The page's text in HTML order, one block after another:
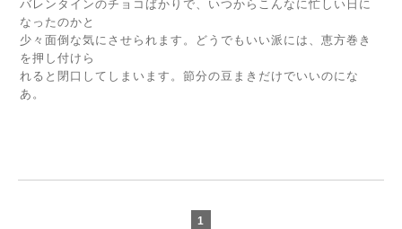
バレンタインのチョコばかりで、いつからこんなに忙しい日に
なったのかと
少々面倒な気にさせられます。どうでもいい派には、恵方巻き
を押し付けら
れると閉口してしまいます。節分の豆まきだけでいいのにな
あ。
1